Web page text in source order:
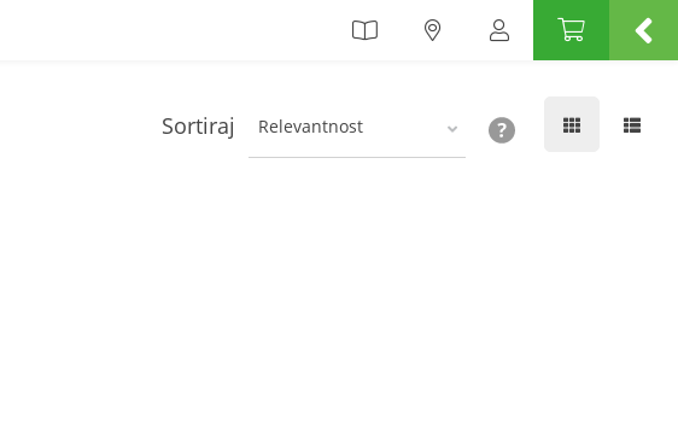
Sortiraj Relevantnost